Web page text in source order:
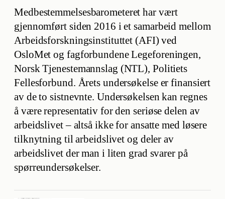
Medbestemmelsesbarometeret har vært
gjennomført siden 2016 i et samarbeid mellom
Arbeidsforskningsinstituttet (AFI) ved
OsloMet og fagforbundene Legeforeningen,
Norsk Tjenestemannslag (NTL), Politiets
Fellesforbund. Årets undersøkelse er finansiert
av de to sistnevnte. Undersøkelsen kan regnes
å være representativ for den seriøse delen av
arbeidslivet – altså ikke for ansatte med løsere
tilknytning til arbeidslivet og deler av
arbeidslivet der man i liten grad svarer på
spørreundersøkelser.